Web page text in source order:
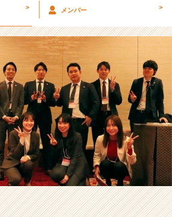
食
を
開
催
し
ま
し
た！
【株
式
会
> メンバー >